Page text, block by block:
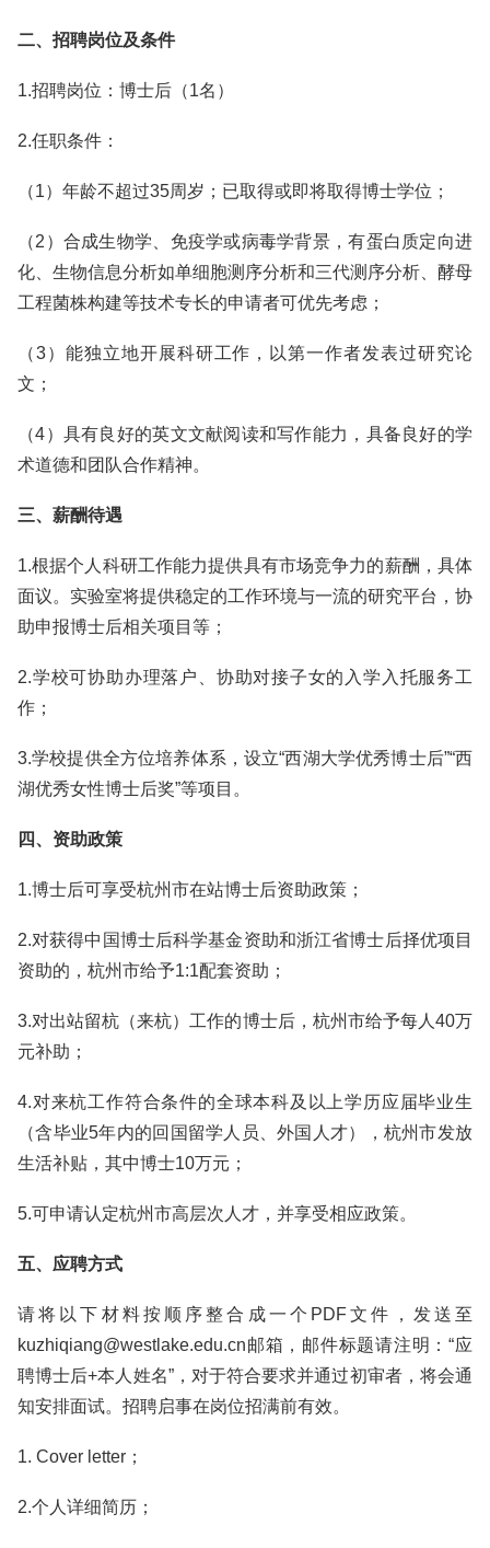
二、招聘岗位及条件
1.招聘岗位：博士后（1名）
2.任职条件：
（1）年龄不超过35周岁；已取得或即将取得博士学位；
（2）合成生物学、免疫学或病毒学背景，有蛋白质定向进
化、生物信息分析如单细胞测序分析和三代测序分析、酵母
工程菌株构建等技术专长的申请者可优先考虑；
（3）能独立地开展科研工作，以第一作者发表过研究论
文；
（4）具有良好的英文文献阅读和写作能力，具备良好的学
术道德和团队合作精神。
三、薪酬待遇
1.根据个人科研工作能力提供具有市场竞争力的薪酬，具体
面议。实验室将提供稳定的工作环境与一流的研究平台，协
助申报博士后相关项目等；
2.学校可协助办理落户、协助对接子女的入学入托服务工
作；
3.学校提供全方位培养体系，设立“西湖大学优秀博士后”“西
湖优秀女性博士后奖”等项目。
四、资助政策
1.博士后可享受杭州市在站博士后资助政策；
2.对获得中国博士后科学基金资助和浙江省博士后择优项目
资助的，杭州市给予1:1配套资助；
3.对出站留杭（来杭）工作的博士后，杭州市给予每人40万
元补助；
4.对来杭工作符合条件的全球本科及以上学历应届毕业生
（含毕业5年内的回国留学人员、外国人才），杭州市发放
生活补贴，其中博士10万元；
5.可申请认定杭州市高层次人才，并享受相应政策。
五、应聘方式
请将以下材料按顺序整合成一个PDF文件，发送至
kuzhiqiang@westlake.edu.cn邮箱，邮件标题请注明：“应
聘博士后+本人姓名”，对于符合要求并通过初审者，将会通
知安排面试。招聘启事在岗位招满前有效。
1. Cover letter；
2.个人详细简历；